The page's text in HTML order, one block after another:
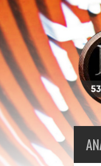
Skip
content